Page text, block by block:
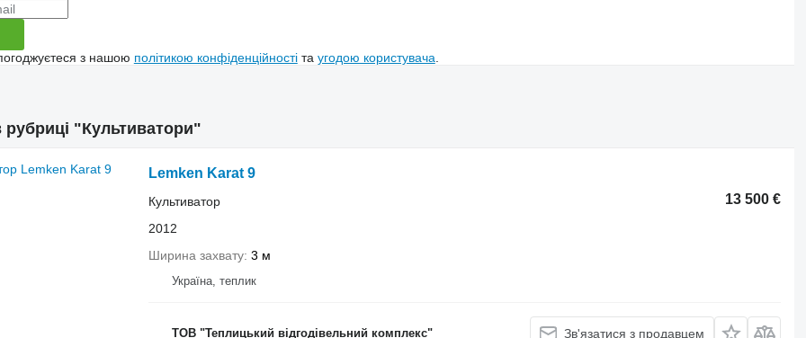
з нашою політикою конфіденційностіта угодою користувача
рубриці "Культиватори"
Lemken Karat 9
13 500 €
Культиватор
2012
Ширина захвату 3 м
Україна, теплик
ТОВ "Теплицький відгодівельний комплекс" Зв'язатися з продавцем